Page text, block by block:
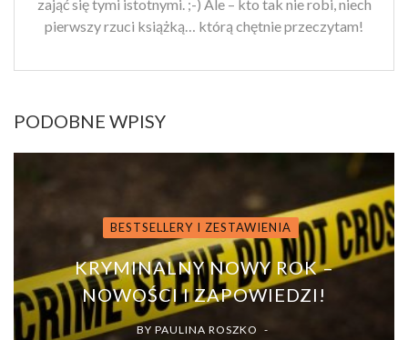
zająć się tymi istotnymi. ;-) Ale – kto tak nie robi, niech
pierwszy rzuci książką… którą chętnie przeczytam!
PODOBNE WPISY
BESTSELLERY I ZESTAWIENIA
KRYMINALNY NOWY ROK –
NOWOŚCI I ZAPOWIEDZI!
BY PAULINA ROSZKO